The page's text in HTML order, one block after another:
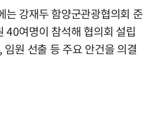
는 강재두 함양군관광협의회 준
40여명이 참석해 협의회 설립
원 선출 등 주요 안건을 의결